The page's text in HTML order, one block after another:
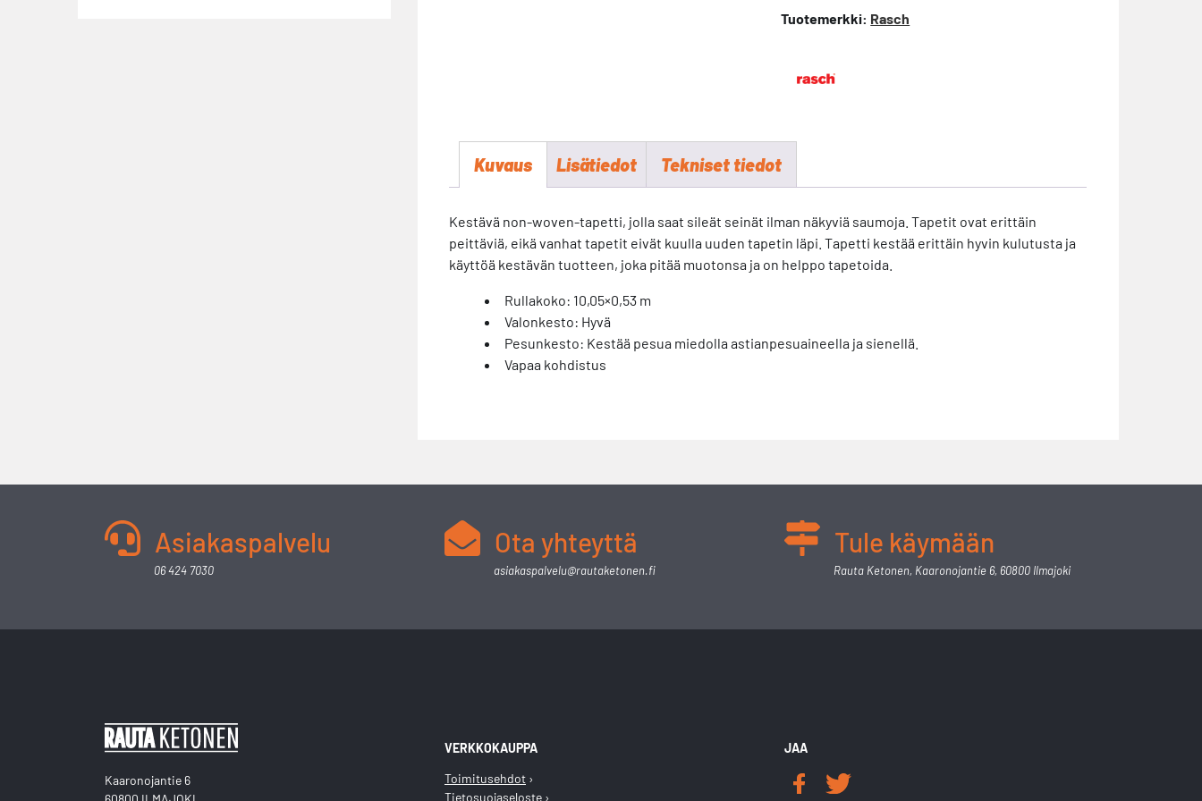
Tuotemerkki: Rasch
Kuvaus Lisätiedot Tekniset tiedot
Kestävä non-woven-tapetti, jolla saat sileät seinät ilman näkyviä saumoja. Tapetit ovat erittäin
peittäviä, eikä vanhat tapetit eivät kuulla uuden tapetin läpi. Tapetti kestää erittäin hyvin kulutusta ja
käyttöä kestävän tuotteen, joka pitää muotonsa ja on helppo tapetoida.
Rullakoko: 10,05×0,53 m
Valonkesto: Hyvä
Pesunkesto: Kestää pesua miedolla astianpesuaineella ja sienellä.
Vapaa kohdistus
Asiakaspalvelu
06 424 7030
Ota yhteyttä
asiakaspalvelu@rautaketonen.fi
Tule käymään
Rauta Ketonen, Kaaronojantie 6, 60800 Ilmajoki
Kaaronojantie 6
VERKKOKAUPPA
Toimitusehdot
Tietosuojaseloste
JAA